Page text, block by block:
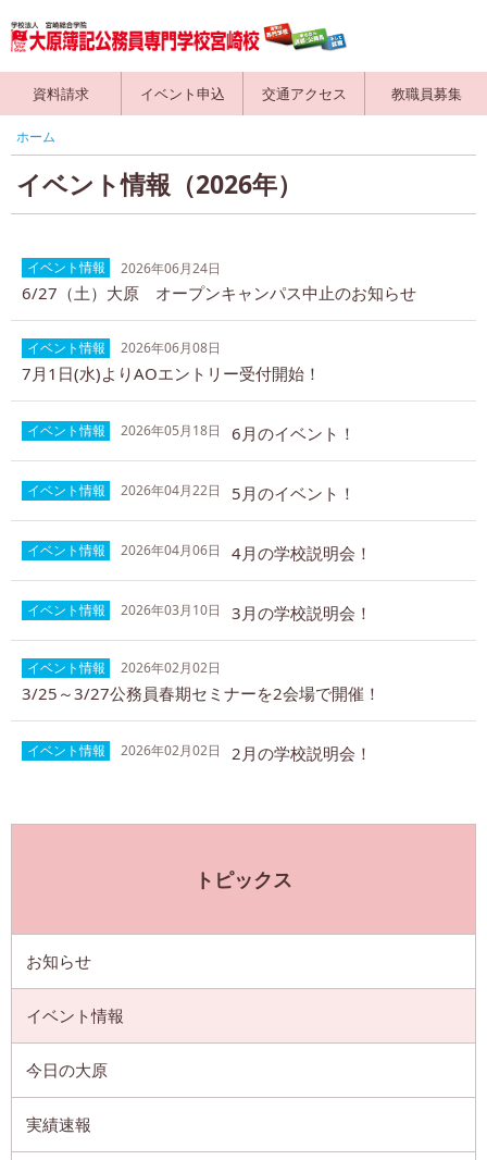
資料請求 イベント申込 交通アクセス 教職員募集
ホーム
イベント情報（2026年）
イベント情報 2026年06月24日
6/27（土）大原 オープンキャンパス中止のお知らせ
イベント情報 2026年06月08日
7月1日(水)よりAOエントリー受付開始！
イベント情報 2026年05月18日 6月のイベント！
イベント情報 2026年04月22日 5月のイベント！
イベント情報 2026年04月06日 4月の学校説明会！
イベント情報 2026年03月10日 3月の学校説明会！
イベント情報 2026年02月02日
3/25～3/27公務員春期セミナーを2会場で開催！
イベント情報 2026年02月02日 2月の学校説明会！
トピックス
お知らせ
イベント情報
今日の大原
実績速報